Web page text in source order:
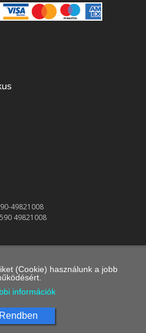
49821008
49821008
(Cookie) használunk a jobb
információk